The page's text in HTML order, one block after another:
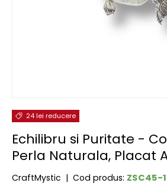
24 lei reducere
Echilibru si Puritate -
Perla Naturala, Placat
CraftMystic | Cod produs: ZSC45-